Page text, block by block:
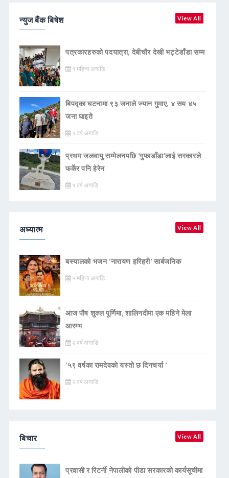
न्युज बैंक बिषेश View All
पत्रकारहरुको पदयात्रा, देबीचौर देखी भट्टेडाँडा सम्म
१ महिना अगाडि
बिपद्का घटनामा ९३ जनाले ज्यान गुमाए, ४ सय ४५
जना घाइते
१ वर्ष अगाडि
प्रथम जलवायु सम्मेलनपछि ‘गुफाडाँडा’लाई सरकारले
फर्केर पनि हेरेन
१ वर्ष अगाडि
अध्यात्म View All
बस्यालको भजन ‘नारायण हरिहरी’ सार्बजनिक
५ महिना अगाडि
आज पौष शुक्ल पूर्णिमा, शालिनदीमा एक महिने मेला
आरम्भ
२ वर्ष अगाडि
‘५९ वर्षका रामदेवकाे यस्ताे छ दिनचर्या ’
२ वर्ष अगाडि
बिचार View All
प्रवासी र रिटर्नी नेपालीको पीडा सरकारको कार्यसूचीमा